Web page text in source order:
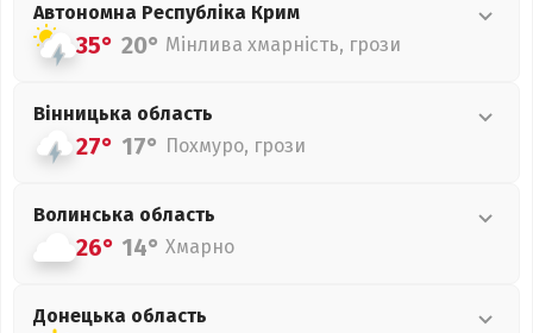
Автономна Республіка Крим
35° 20° Мінлива хмарність, грози
Вінницька область
27° 17° Похмуро, грози
Волинська область
26° 14° Хмарно
Донецька область